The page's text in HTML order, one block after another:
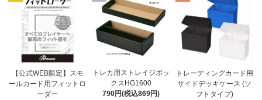
【公式WEB限定】スモ
ールカード用フィットロ
ーダー
トレカ用ストレイジボッ
クスHG1600
790円(税込869円)
トレーディングカード用
サイドデッキケース (ソ
フトタイプ)